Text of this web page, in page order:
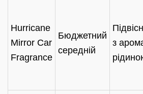
Hurricane
Mirror Car
Fragrance
Бюджетний
середній
з